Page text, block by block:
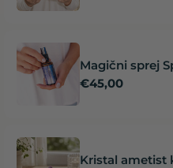
Magični sprej
auro in prostor,
Redna
€45,00
Kristal ametist